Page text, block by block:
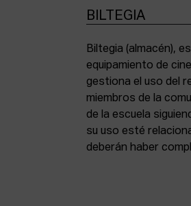
BILTEGIA
Biltegia (almacén),
equipamiento de
gestiona el uso del
miembros de la
de la escuela
su uso esté
deberán haber
los equipos y cumplir